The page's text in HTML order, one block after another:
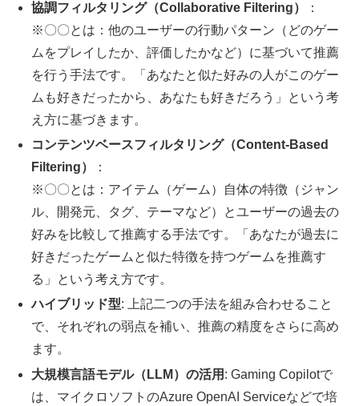
協調フィルタリング（Collaborative Filtering）
：
※〇〇とは：他のユーザーの行動パターン（どのゲー
ムをプレイしたか、評価したかなど）に基づいて推薦
を行う手法です。「あなたと似た好みの人がこのゲー
ムも好きだったから、あなたも好きだろう」という考
え方に基づきます。
コンテンツベースフィルタリング（Content-Based
Filtering）
：
※〇〇とは：アイテム（ゲーム）自体の特徴（ジャン
ル、開発元、タグ、テーマなど）とユーザーの過去の
好みを比較して推薦する手法です。「あなたが過去に
好きだったゲームと似た特徴を持つゲームを推薦す
る」という考え方です。
ハイブリッド型: 上記二つの手法を組み合わせること
で、それぞれの弱点を補い、推薦の精度をさらに高め
ます。
大規模言語モデル（LLM）の活用 : Gaming Copilotで
は、マイクロソフトのAzure OpenAI Serviceなどで培